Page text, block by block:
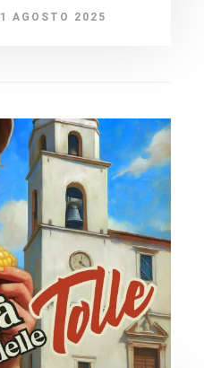
1 AGOSTO 2025